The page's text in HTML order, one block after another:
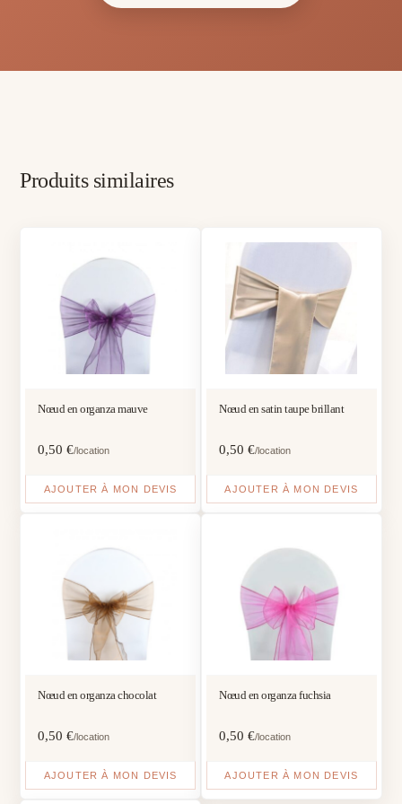
Produits similaires
Nœud en organza mauve
0,50€/location
AJOUTER À MON DEVIS
Nœud en satin taupe brillant
0,50 €/location
AJOUTER À MON DEVIS
Nœud en organza chocolat
0,50€/location
AJOUTER À MON DEVIS
Nœud en organza fuchsia
0,50 €/location
AJOUTER À MON DEVIS